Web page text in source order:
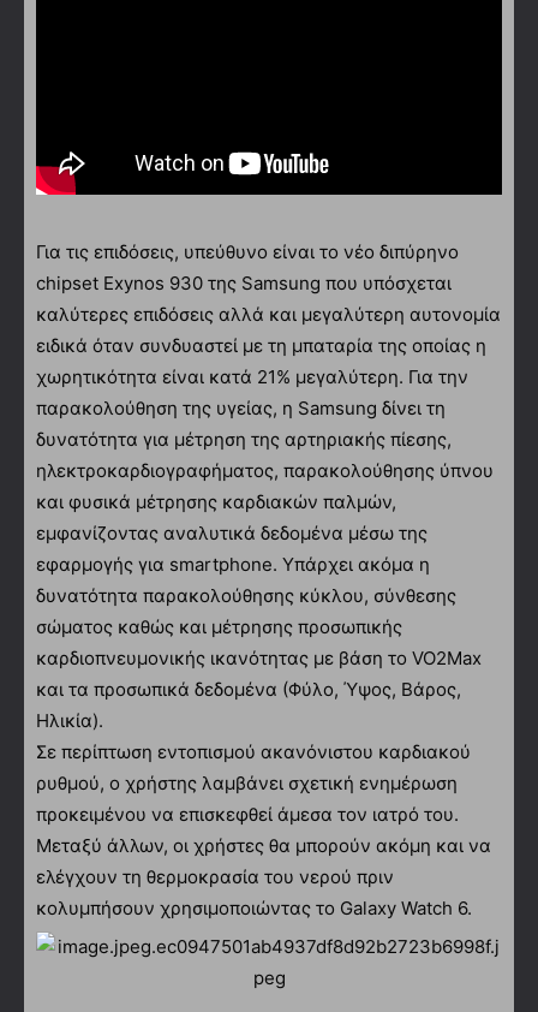
Για τις επιδόσεις, υπεύθυνο είναι το νέο διπύρηνο
chipset Exynos 930 της Samsung που υπόσχεται
καλύτερες επιδόσεις αλλά και μεγαλύτερη αυτονομία
ειδικά όταν συνδυαστεί με τη μπαταρία της οποίας η
χωρητικότητα είναι κατά 21% μεγαλύτερη. Για την
παρακολούθηση της υγείας, η Samsung δίνει τη
δυνατότητα για μέτρηση της αρτηριακής πίεσης,
ηλεκτροκαρδιογραφήματος, παρακολούθησης ύπνου
και φυσικά μέτρησης καρδιακών παλμών,
εμφανίζοντας αναλυτικά δεδομένα μέσω της
εφαρμογής για smartphone. Υπάρχει ακόμα η
δυνατότητα παρακολούθησης κύκλου, σύνθεσης
σώματος καθώς και μέτρησης προσωπικής
καρδιοπνευμονικής ικανότητας με βάση το VO2Max
και τα προσωπικά δεδομένα (Φύλο, Ύψος, Βάρος,
Ηλικία).
Σε περίπτωση εντοπισμού ακανόνιστου καρδιακού
ρυθμού, ο χρήστης λαμβάνει σχετική ενημέρωση
προκειμένου να επισκεφθεί άμεσα τον ιατρό του.
Μεταξύ άλλων, οι χρήστες θα μπορούν ακόμη και να
ελέγχουν τη θερμοκρασία του νερού πριν
κολυμπήσουν χρησιμοποιώντας το Galaxy Watch 6.